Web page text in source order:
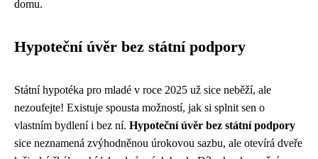
domu.
Hypoteční úvěr bez státní podpory
Státní hypotéka pro mladé v roce 2025 už sice neběží, ale
nezoufejte! Existuje spousta možností, jak si splnit sen o
vlastním bydlení i bez ní. Hypoteční úvěr bez státní podpory
sice neznamená zvýhodněnou úrokovou sazbu, ale otevírá dveře